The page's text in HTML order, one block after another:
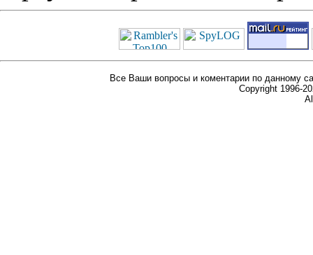
Все Ваши вопросы и коментарии по данному
Copyright 1996-